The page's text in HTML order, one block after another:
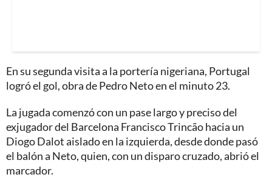
En su segunda visita a la portería nigeriana, Portugal
logró el gol, obra de Pedro Neto en el minuto 23.
La jugada comenzó con un pase largo y preciso del
exjugador del Barcelona Francisco Trincão hacia un
Diogo Dalot aislado en la izquierda, desde donde pasó
el balón a Neto, quien, con un disparo cruzado, abrió el
marcador.